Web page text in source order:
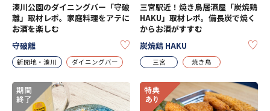
湊川公園のダイニングバー「守破
離」取材レポ。家庭料理をアテに
お酒を楽しむ
守破離
KEEP
新開地・湊川 ダイニングバー
三宮駅近！焼き鳥居酒屋「炭焼鶏
HAKU」取材レポ。備長炭で焼く
からお酒がすすむ
炭焼鶏 HAKU
三宮 焼き鳥